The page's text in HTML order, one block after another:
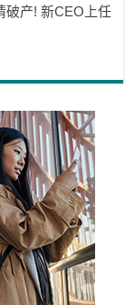
破产! 新CEO上任